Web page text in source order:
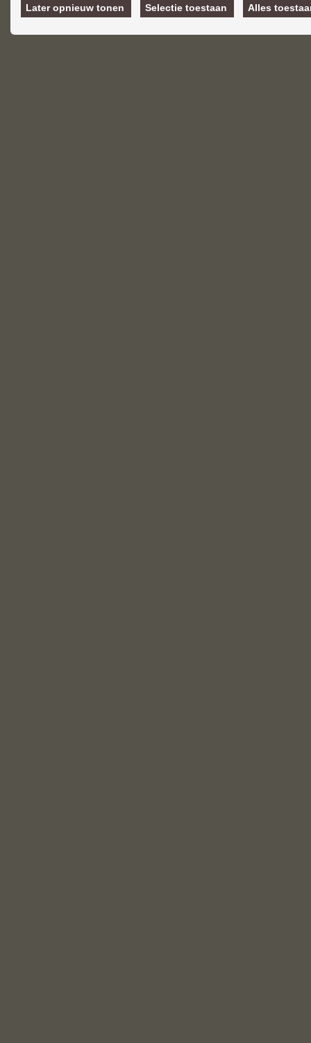
van hun diensten of die u hen
Later opnieuw tonen Selectie toestaan Alles